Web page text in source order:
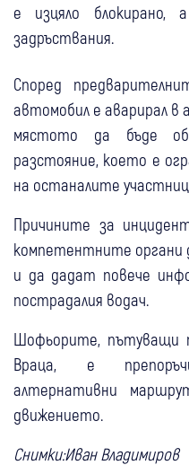
е изцяло блокирано,
задръствания.
Според
автомобил е аварирал
мястото да бъде
разстояние, което е
на останалите
Причините за
компетентните органи
и да дадат повече
пострадалия водач.
Шофьорите, пътуващи
Враца, е
алтернативни
движението.
Снимки:Иван Владимиров